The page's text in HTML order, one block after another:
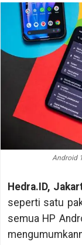
Android
Hedra.ID,
seperti satu
semua HP